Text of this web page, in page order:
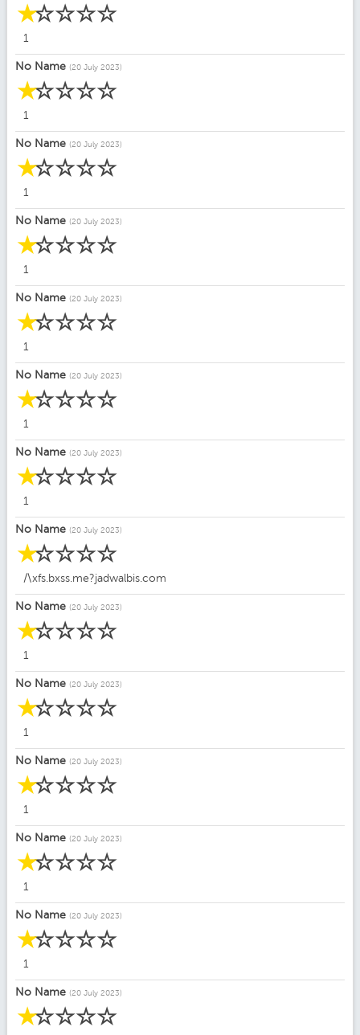
☆
☆
☆
☆
☆
1
No Name (20 July 2023)
☆
☆
☆
☆
☆
1
No Name (20 July 2023)
☆
☆
☆
☆
☆
1
No Name (20 July 2023)
☆
☆
☆
☆
☆
1
No Name (20 July 2023)
☆
☆
☆
☆
☆
1
No Name (20 July 2023)
☆
☆
☆
☆
☆
1
No Name (20 July 2023)
☆
☆
☆
☆
☆
1
No Name (20 July 2023)
☆
☆
☆
☆
☆
/\xfs.bxss.me?jadwalbis.com
No Name (20 July 2023)
☆
☆
☆
☆
☆
1
No Name (20 July 2023)
☆
☆
☆
☆
☆
1
No Name (20 July 2023)
☆
☆
☆
☆
☆
1
No Name (20 July 2023)
☆
☆
☆
☆
☆
1
No Name (20 July 2023)
☆
☆
☆
☆
☆
1
No Name (20 July 2023)
☆
☆
☆
☆
☆